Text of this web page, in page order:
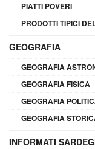
PIATTI POVERI
PRODOTTI TIPICI
GEOGRAFIA
GEOGRAFIA
GEOGRAFIA FISICA
GEOGRAFIA
GEOGRAFIA
INFORMATI